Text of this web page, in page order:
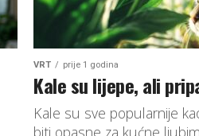
VRT prije 1 godina
Kale su lijepe, ali
Kale su sve popularnije
biti opasne za kućne